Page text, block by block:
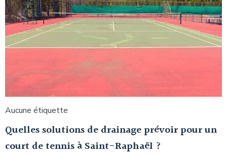
Aucune étiquette
Quelles solutions de drainage prévoir pour un
court de tennis à Saint-Raphaël ?